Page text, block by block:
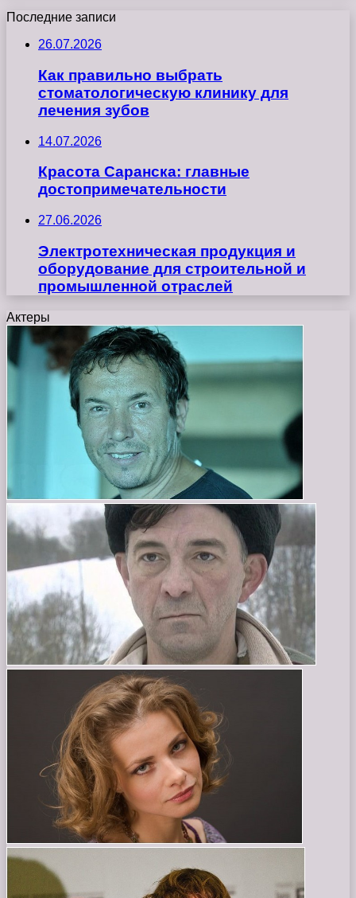
Последние записи
26.07.2026
Как правильно выбрать
стоматологическую клинику для
лечения зубов
14.07.2026
Красота Саранска: главные
достопримечательности
27.06.2026
Электротехническая продукция и
оборудование для строительной и
промышленной отраслей
Актеры